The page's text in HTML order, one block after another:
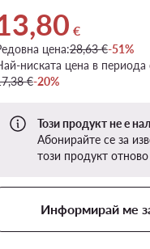
цена 13,80 €
€
цена:28,63 €-51%
ниската цена в
€-20%
Този продукт не е
Абонирайте се за
този продукт
Информирай ме